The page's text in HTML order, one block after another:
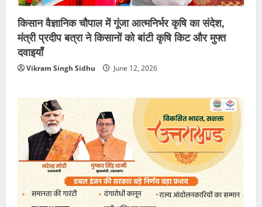
किसान वैज्ञानिक चौपाल में गूंजा आत्मनिर्भर कृषि का संदेश,
मंत्री प्रदीप बत्रा ने किसानों को बांटी कृषि किट और मुफ्त
दवाइयाँ
Vikram Singh Sidhu June 12, 2026